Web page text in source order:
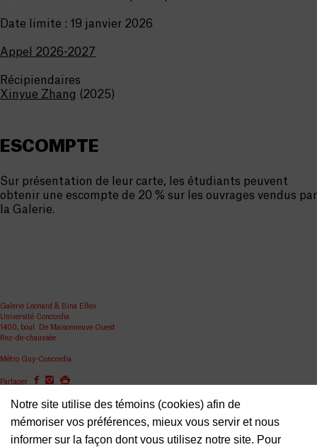
Notre site utilise des témoins (cookies) afin de
mémoriser vos préférences, mieux vous servir et nous
informer sur la façon dont vous utilisez notre site. Pour
Date limite : 19 janvier 2026
Appel 2026-2027
Récipiendaires
Xinyue Zhang (2025)
ESCOMPTE
Sur présentation de leur carte, les étudiants peuvent
obtenir une escompte de 20 % sur les ouvrages vendus par
la Galerie.
Galerie Leonard & Bina Ellen
Université Concordia
1400, boul. De Maisonneuve Ouest
Rez-de-chaussée
Métro Guy-Concordia
Partager
ellen.artgallery@concordia.ca